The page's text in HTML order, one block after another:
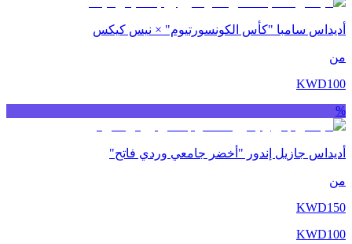
أديداس سامبا "كأس الكونسورتيوم" × نيس كيكس
من
KWD100
%
أديداس جازيل إندور "أخضر جامعي وردي فاتح"
من
KWD150
KWD100